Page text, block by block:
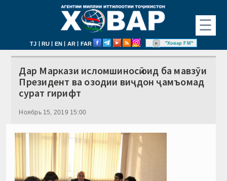
☰
TJ | RU | EN | AR | FAR "Ховар FM"
Дар Маркази исломшиносӣ оид ба мавзӯи
Президент ва озодии виҷдон ҷамъомад
сурат гирифт
Ноябрь 15, 2019 15:00